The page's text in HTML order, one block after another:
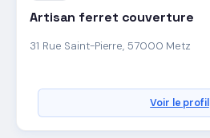
Artisan ferret couverture
31 Rue Saint-Pierre, 57000 Metz
Voir le profil